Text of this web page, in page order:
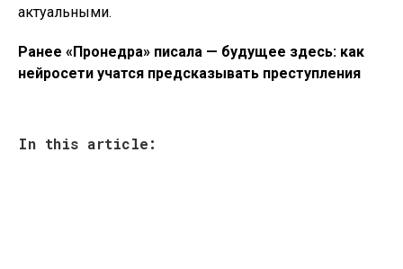
актуальными.
Ранее «Пронедра» писала — будущее здесь: как
нейросети учатся предсказывать преступления
In this article: